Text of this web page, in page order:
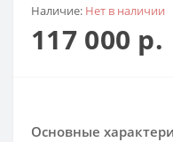
Наличие: Нет в наличии
117 000 р.
Основные